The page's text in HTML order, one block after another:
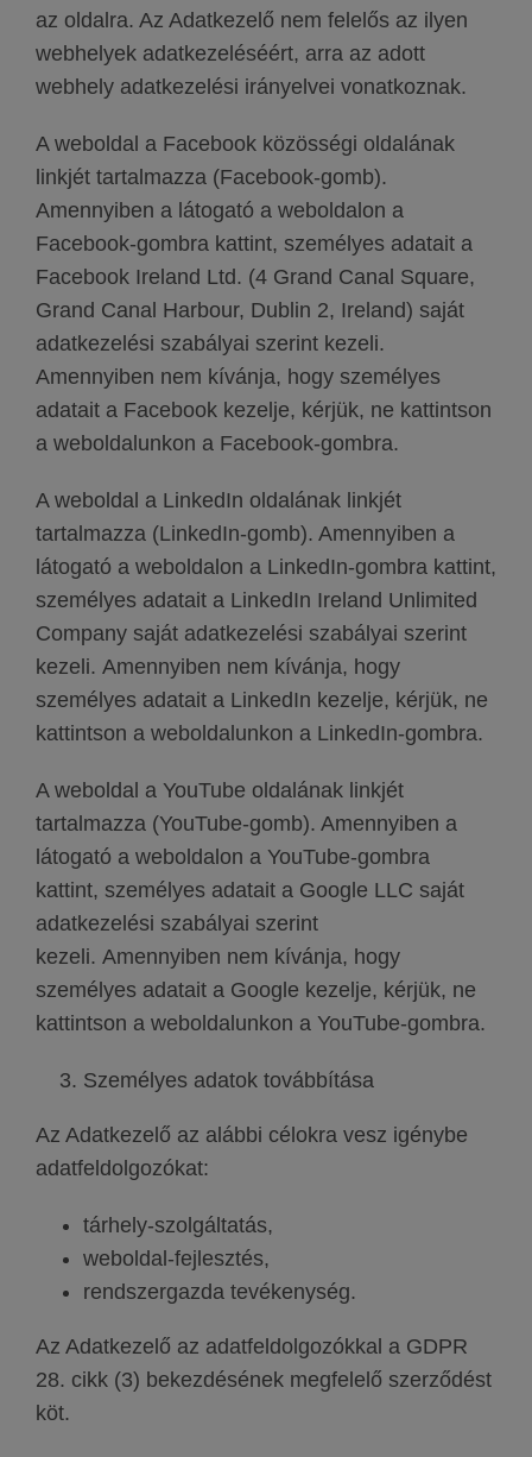
az oldalra. Az Adatkezelő nem felelős az ilyen
webhelyek adatkezeléséért, arra az adott
webhely adatkezelési irányelvei vonatkoznak.
A weboldal a Facebook közösségi oldalának
linkjét tartalmazza (Facebook-gomb).
Amennyiben a látogató a weboldalon a
Facebook-gombra kattint, személyes adatait a
Facebook Ireland Ltd. (4 Grand Canal Square,
Grand Canal Harbour, Dublin 2, Ireland) saját
adatkezelési szabályai szerint kezeli.
Amennyiben nem kívánja, hogy személyes
adatait a Facebook kezelje, kérjük, ne kattintson
a weboldalunkon a Facebook-gombra.
A weboldal a LinkedIn oldalának linkjét
tartalmazza (LinkedIn-gomb). Amennyiben a
látogató a weboldalon a LinkedIn-gombra kattint,
személyes adatait a LinkedIn Ireland Unlimited
Company saját adatkezelési szabályai szerint
kezeli. Amennyiben nem kívánja, hogy
személyes adatait a LinkedIn kezelje, kérjük, ne
kattintson a weboldalunkon a LinkedIn-gombra.
A weboldal a YouTube oldalának linkjét
tartalmazza (YouTube-gomb). Amennyiben a
látogató a weboldalon a YouTube-gombra
kattint, személyes adatait a Google LLC saját
adatkezelési szabályai szerint
kezeli. Amennyiben nem kívánja, hogy
személyes adatait a Google kezelje, kérjük, ne
kattintson a weboldalunkon a YouTube-gombra.
Személyes adatok továbbítása
Az Adatkezelő az alábbi célokra vesz igénybe
adatfeldolgozókat:
tárhely-szolgáltatás,
weboldal-fejlesztés,
rendszergazda tevékenység.
Az Adatkezelő az adatfeldolgozókkal a GDPR
28. cikk (3) bekezdésének megfelelő szerződést
köt.